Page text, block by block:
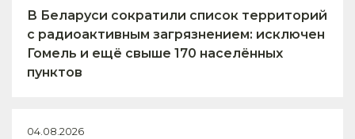
В Беларуси сократили список территорий
с радиоактивным загрязнением: исключен
Гомель и ещё свыше 170 населённых
пунктов
04.08.2026